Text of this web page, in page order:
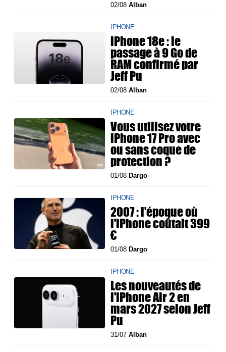
02/08Alban
IPHONE
iPhone 18e : le
passage à 9 Go de
RAM confirmé par
Jeff Pu
02/08Alban
IPHONE
Vous utilisez votre
iPhone 17 Pro avec
ou sans coque de
protection ?
01/08 Dargo
IPHONE
2007 : l'époque où
l'iPhone coûtait 399
€
01/08 Dargo
IPHONE
Les nouveautés de
l'iPhone Air 2 en
mars 2027 selon Jeff
Pu
31/07Alban